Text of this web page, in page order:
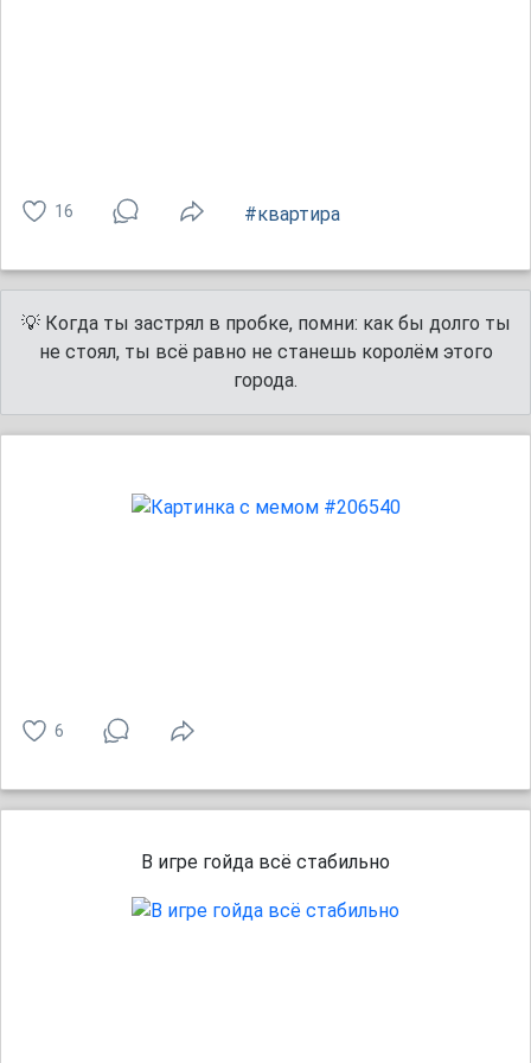
16 #квартира
💡 Когда ты застрял в пробке, помни: как бы долго ты
не стоял, ты всё равно не станешь королём этого
города.
6
В игре гойда всё стабильно